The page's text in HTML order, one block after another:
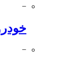
−
−